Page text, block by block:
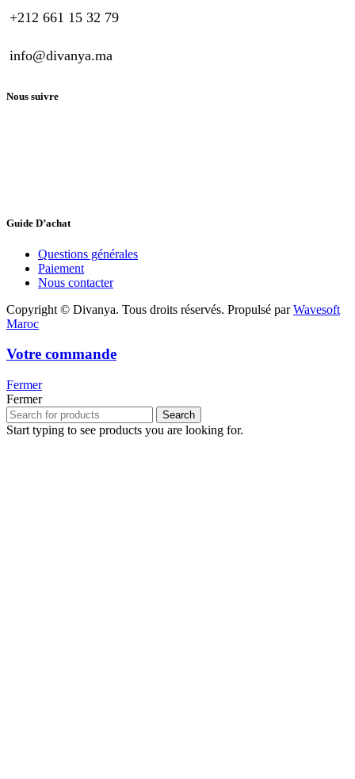
+212 661 15 32 79
info@divanya.ma
Nous suivre
Guide D’achat
Questions générales
Paiement
Nous contacter
Copyright © Divanya. Tous droits réservés. Propulsé parWavesoft
Maroc
Votre commande
Fermer
Fermer
Search
Start typing to see products you are looking for.